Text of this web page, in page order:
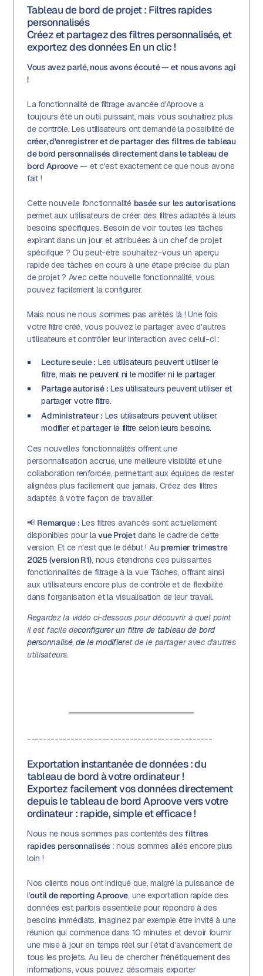
Tableau de bord de projet : Filtres rapides
personnalisés
Créez et partagez des filtres personnalisés, et
exportez des données En un clic !
Vous avez parlé, nous avons écouté — et nous avons agi
!
La fonctionnalité de filtrage avancée d'Aproove a
toujours été un outil puissant, mais vous souhaitiez plus
de contrôle. Les utilisateurs ont demandé la possibilité de
créer, d'enregistrer et de partager des filtres de tableau
de bord personnalisés directement dans le tableau de
bord Aproove— et c'est exactement ce que nous avons
fait !
Cette nouvelle fonctionnalité basée sur les autorisations
permet aux utilisateurs de créer des filtres adaptés à leurs
besoins spécifiques. Besoin de voir toutes les tâches
expirant dans un jour et attribuées à un chef de projet
spécifique ? Ou peut-être souhaitez-vous un aperçu
rapide des tâches en cours à une étape précise du plan
de projet ? Avec cette nouvelle fonctionnalité, vous
pouvez facilement la configurer.
Mais nous ne nous sommes pas arrêtés là ! Une fois
votre filtre créé, vous pouvez le partager avec d'autres
utilisateurs et contrôler leur interaction avec celui-ci :
Lecture seule : Les utilisateurs peuvent utiliser le
filtre, mais ne peuvent ni le modifier ni le partager.
Partage autorisé : Les utilisateurs peuvent utiliser et
partager votre filtre.
Administrateur : Les utilisateurs peuvent utiliser,
modifier et partager le filtre selon leurs besoins.
Ces nouvelles fonctionnalités offrent une
personnalisation accrue, une meilleure visibilité et une
collaboration renforcée, permettant aux équipes de rester
alignées plus facilement que jamais. Créez des filtres
adaptés à votre façon de travailler.
📢 Remarque : Les filtres avancés sont actuellement
disponibles pour lavue Projetdans le cadre de cette
version. Et ce n'est que le début ! Au premier trimestre
2025 (version R1), nous étendrons ces puissantes
fonctionnalités de filtrage à la vue Tâches, offrant ainsi
aux utilisateurs encore plus de contrôle et de flexibilité
dans l'organisation et la visualisation de leur travail.
Regardez la vidéo ci-dessous pour découvrir à quel point
il est facile deconfigurer un filtre de tableau de bord
personnalisé, de le modifieret de le partager avec d'autres
utilisateurs.
-----------------------------------------------
Exportation instantanée de données : du
tableau de bord à votre ordinateur !
Exportez facilement vos données directement
depuis le tableau de bord Aproove vers votre
ordinateur : rapide, simple et efficace !
Nous ne nous sommes pas contentés desfiltres
rapides personnalisés : nous sommes allés encore plus
loin !
Nos clients nous ont indiqué que, malgré la puissance de
l’outil de reporting Aproove, une exportation rapide des
données est parfois essentielle pour répondre à des
besoins immédiats. Imaginez par exemple être invité à une
réunion qui commence dans 10 minutes et devoir fournir
une mise à jour en temps réel sur l’état d’avancement de
tous les projets. Au lieu de chercher frénétiquement des
informations, vous pouvez désormais exporter